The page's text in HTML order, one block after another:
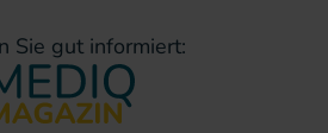
Sie gut informiert: